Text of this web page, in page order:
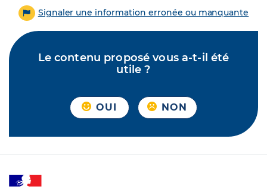
Signaler une information erronée ou manquante
Le contenu proposé vous a-t-il été
utile ?
OUI NON